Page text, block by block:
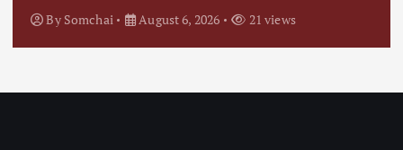
By Somchai August 6, 2026 21 views